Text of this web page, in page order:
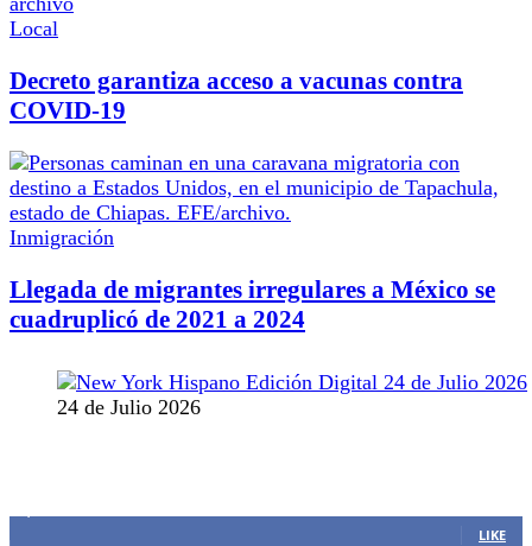
Local
Decreto garantiza acceso a vacunas contra
COVID-19
Inmigración
Llegada de migrantes irregulares a México se
cuadruplicó de 2021 a 2024
24 de Julio 2026
LIKE